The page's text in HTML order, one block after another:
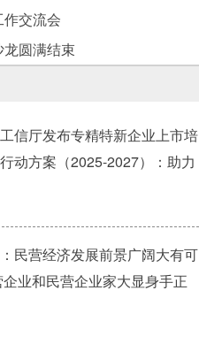
交流会
圆满结束
信厅发布专精特新企业上市培
动方案（2025-2027）：助力
民营经济发展前景广阔大有可
企业和民营企业家大显身手正